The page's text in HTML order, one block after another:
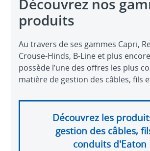
Découvrez nos
produits
Au travers de ses gammes Capri,
Crouse-Hinds, B-Line et plus
possède l’une des offres les plus
matière de gestion des câbles, fils
Découvrez les
gestion des câbles,
conduits d'Eaton